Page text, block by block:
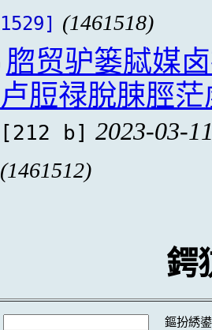
1529] (1461518)
脗贸驴篓脦媒
卢脰禄脫脨脛
[212 b] 2023-03-
(1461512)
鍔
鏂扮綉